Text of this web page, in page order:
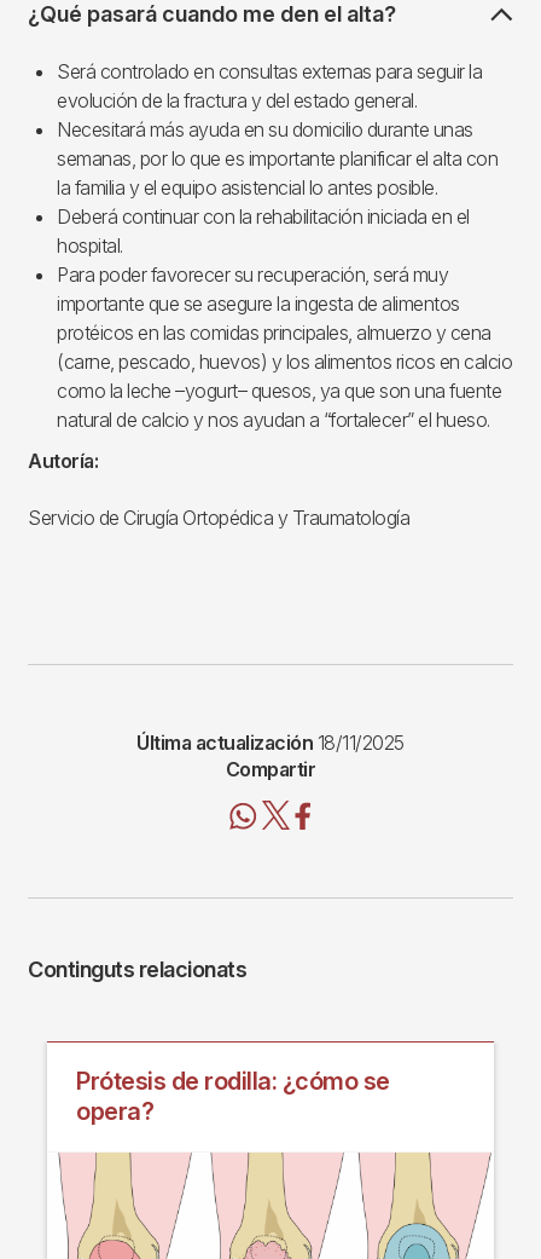
¿Qué pasará cuando me den el alta?
Será controlado en consultas externas para seguir la
evolución de la fractura y del estado general.
Necesitará más ayuda en su domicilio durante unas
semanas, por lo que es importante planificar el alta con
la familia y el equipo asistencial lo antes posible.
Deberá continuar con la rehabilitación iniciada en el
hospital.
Para poder favorecer su recuperación, será muy
importante que se asegure la ingesta de alimentos
protéicos en las comidas principales, almuerzo y cena
(carne, pescado, huevos) y los alimentos ricos en calcio
como la leche –yogurt– quesos, ya que son una fuente
natural de calcio y nos ayudan a “fortalecer” el hueso.
Autoría:
Servicio de Cirugía Ortopédica y Traumatología
Última actualización 18/11/2025
Compartir
Continguts relacionats
Prótesis de rodilla: ¿cómo se
opera?